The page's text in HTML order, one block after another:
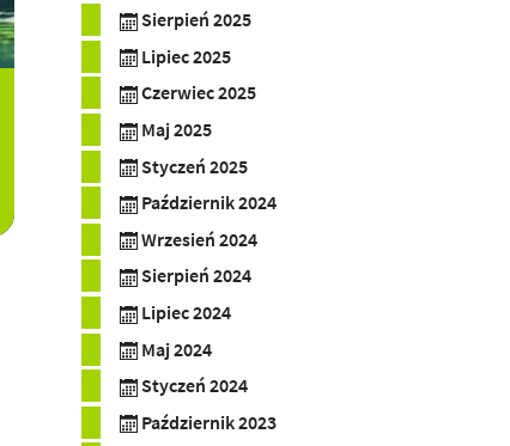
Sierpień 2025
Lipiec 2025
Czerwiec 2025
Maj 2025
Styczeń 2025
Październik 2024
Wrzesień 2024
Sierpień 2024
Lipiec 2024
Maj 2024
Styczeń 2024
Październik 2023